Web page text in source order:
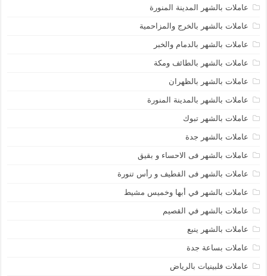
عاملات بالشهر المدينة المنورة
عاملات بالشهر بالخرج والمزاحمية
عاملات بالشهر بالدمام والخبر
عاملات بالشهر بالطائف ومكة
عاملات بالشهر بالظهران
عاملات بالشهر بالمدينة المنورة
عاملات بالشهر تبوك
عاملات بالشهر جدة
عاملات بالشهر فى الاحساء و بقيق
عاملات بالشهر فى القطيف و رأس تنورة
عاملات بالشهر في أبها وخميس مشيط
عاملات بالشهر في القصيم
عاملات بالشهر ينبع
عاملات بساعة جدة
عاملات فلبينيات بالرياض